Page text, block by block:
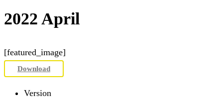
2022 April
[featured_image]
Download
Version